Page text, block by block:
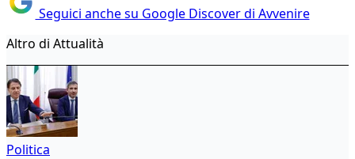
Seguici anche su Google Discover di Avvenire
Altro di Attualità
Politica